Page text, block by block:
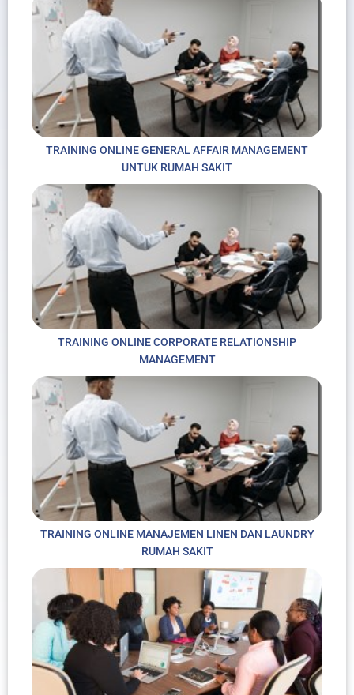
TRAINING ONLINE GENERAL AFFAIR MANAGEMENT
UNTUK RUMAH SAKIT
TRAINING ONLINE CORPORATE RELATIONSHIP
MANAGEMENT
TRAINING ONLINE MANAJEMEN LINEN DAN LAUNDRY
RUMAH SAKIT